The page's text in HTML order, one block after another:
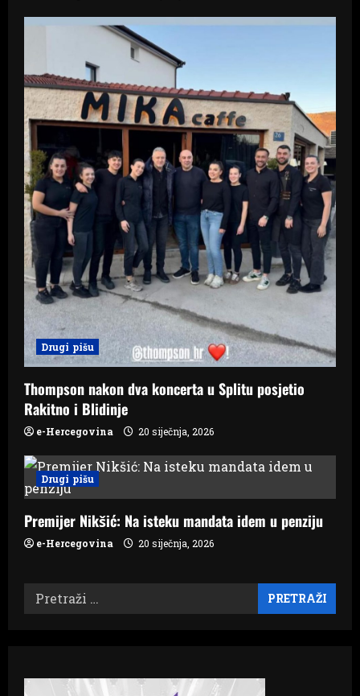
Drugi pišu
Thompson nakon dva koncerta u Splitu posjetio
Rakitno i Blidinje
e-Hercegovina 20 siječnja, 2026
Drugi pišu
Premijer Nikšić: Na isteku mandata idem u penziju
e-Hercegovina 20 siječnja, 2026
Pretraži: